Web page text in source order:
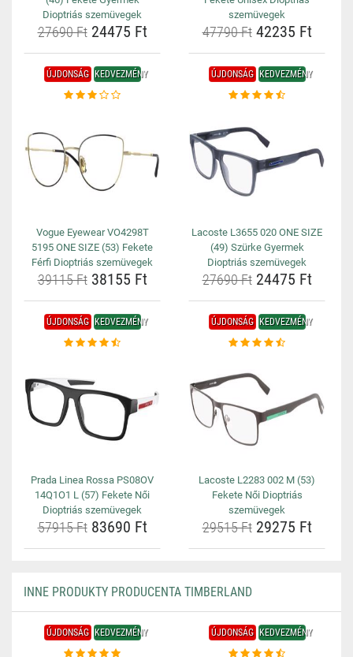
Dioptriás szemüvegek
27690 Ft24475 Ft
szemüvegek
47790 Ft42235 Ft
ÚJDONSÁG KEDVEZMÉNY
Vogue Eyewear VO4298T
5195 ONE SIZE (53) Fekete
Férfi Dioptriás szemüvegek
39115 Ft38155 Ft
ÚJDONSÁG KEDVEZMÉNY
Lacoste L3655 020 ONE SIZE
(49) Szürke Gyermek
Dioptriás szemüvegek
27690 Ft24475 Ft
ÚJDONSÁG KEDVEZMÉNY
Prada Linea Rossa PS08OV
14Q1O1 L (57) Fekete Női
Dioptriás szemüvegek
57915 Ft83690 Ft
ÚJDONSÁG KEDVEZMÉNY
Lacoste L2283 002 M (53)
Fekete Női Dioptriás
szemüvegek
29515 Ft29275 Ft
INNE PRODUKTY PRODUCENTA TIMBERLAND
ÚJDONSÁG KEDVEZMÉNY ÚJDONSÁG KEDVEZMÉNY